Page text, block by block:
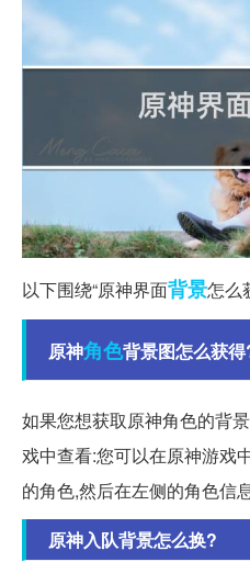
以下围绕“原神界面背景怎么
原神角色背景图怎么获得
如果您想获取原神角色的背
戏中查看:您可以在原神游戏
的角色,然后在左侧的角色信
原神入队背景怎么换?